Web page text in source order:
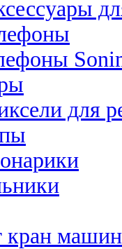
для
кран